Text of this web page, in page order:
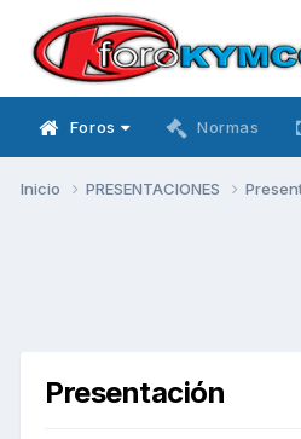
Foros Normas
Inicio PRESENTACIONES
Presentación